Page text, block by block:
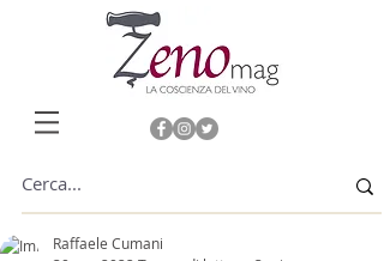
Raffaele Cumani